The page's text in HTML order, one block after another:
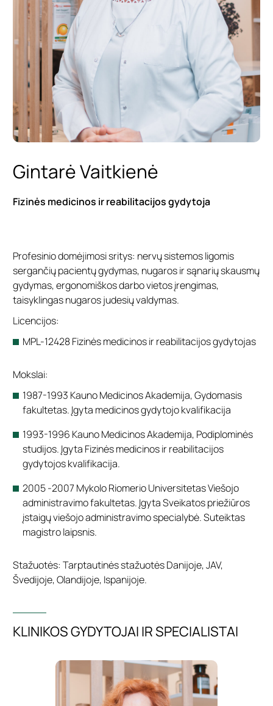
Gintarė Vaitkienė
Fizinės medicinos ir reabilitacijos gydytoja
Profesinio domėjimosi sritys: nervų sistemos ligomis
sergančių pacientų gydymas, nugaros ir sąnarių skausmų
gydymas, ergonomiškos darbo vietos įrengimas,
taisyklingas nugaros judesių valdymas.
Licencijos:
MPL-12428 Fizinės medicinos ir reabilitacijos gydytojas
Mokslai:
1987-1993 Kauno Medicinos Akademija, Gydomasis
fakultetas. Įgyta medicinos gydytojo kvalifikacija
1993-1996 Kauno Medicinos Akademija, Podiplominės
studijos. Įgyta Fizinės medicinos ir reabilitacijos
gydytojos kvalifikacija.
2005 -2007 Mykolo Riomerio Universitetas Viešojo
administravimo fakultetas. Įgyta Sveikatos priežiūros
įstaigų viešojo administravimo specialybė. Suteiktas
magistro laipsnis.
Stažuotės: Tarptautinės stažuotės Danijoje, JAV,
Švedijoje, Olandijoje, Ispanijoje.
KLINIKOS GYDYTOJAI IR SPECIALISTAI